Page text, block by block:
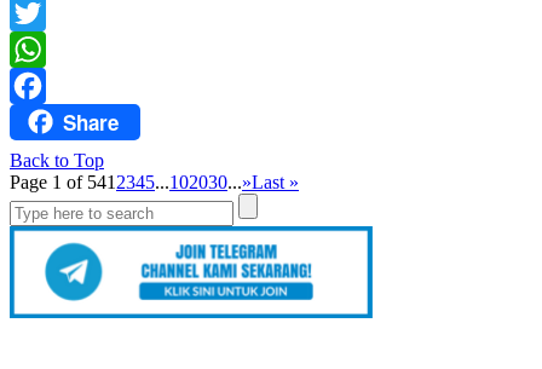
Messenger
Twitter
WhatsApp
FacebookShare
Back to Top
Page 1 of 541 2345...102030...»Last »
Search
for: